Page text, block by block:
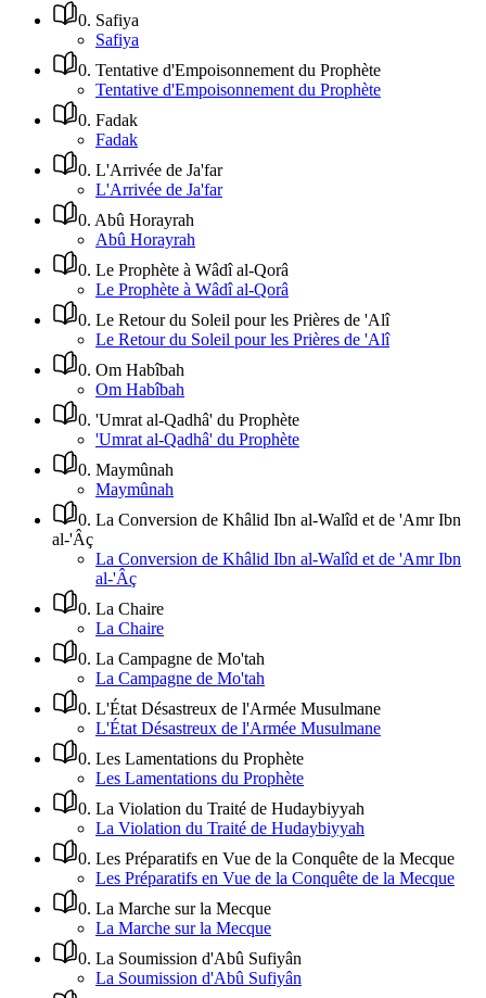
0. Safiya
Safiya
0. Tentative d'Empoisonnement du Prophète
Tentative d'Empoisonnement du Prophète
0. Fadak
Fadak
0. L'Arrivée de Ja'far
L'Arrivée de Ja'far
0. Abû Horayrah
Abû Horayrah
0. Le Prophète à Wâdî al-Qorâ
Le Prophète à Wâdî al-Qorâ
0. Le Retour du Soleil pour les Prières de 'Alî
Le Retour du Soleil pour les Prières de 'Alî
0. Om Habîbah
Om Habîbah
0. 'Umrat al-Qadhâ' du Prophète
'Umrat al-Qadhâ' du Prophète
0. Maymûnah
Maymûnah
0. La Conversion de Khâlid Ibn al-Walîd et de 'Amr Ibn
al-'Âç
La Conversion de Khâlid Ibn al-Walîd et de 'Amr Ibn
al-'Âç
0. La Chaire
La Chaire
0. La Campagne de Mo'tah
La Campagne de Mo'tah
0. L'État Désastreux de l'Armée Musulmane
L'État Désastreux de l'Armée Musulmane
0. Les Lamentations du Prophète
Les Lamentations du Prophète
0. La Violation du Traité de Hudaybiyyah
La Violation du Traité de Hudaybiyyah
0. Les Préparatifs en Vue de la Conquête de la Mecque
Les Préparatifs en Vue de la Conquête de la Mecque
0. La Marche sur la Mecque
La Marche sur la Mecque
0. La Soumission d'Abû Sufiyân
La Soumission d'Abû Sufiyân